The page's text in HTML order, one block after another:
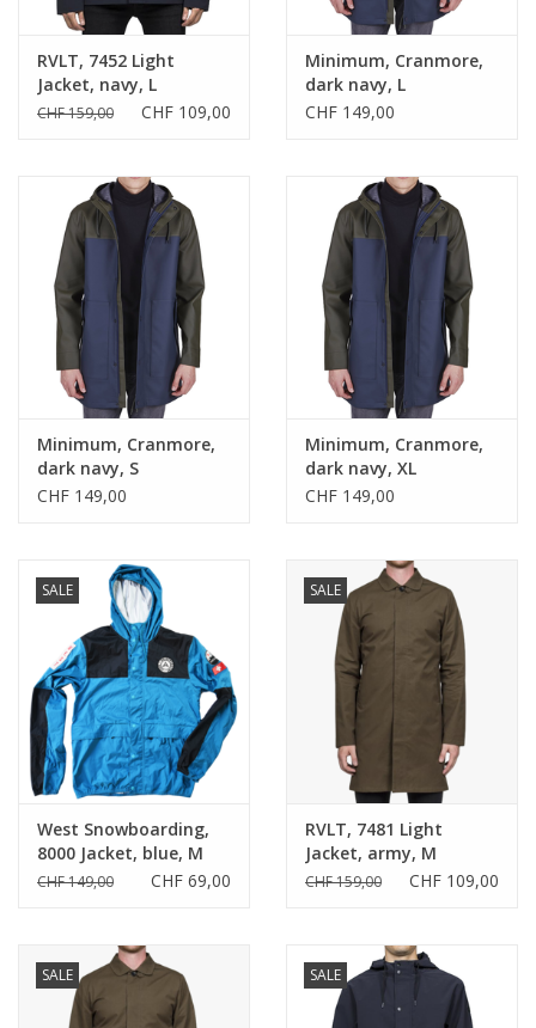
RVLT, 7452 Light
Jacket, navy, L
CHF 159,00 CHF 109,00
Minimum, Cranmore,
dark navy, L
CHF 149,00
Minimum, Cranmore,
dark navy, S
CHF 149,00
Minimum, Cranmore,
dark navy, XL
CHF 149,00
SALE
West Snowboarding,
8000 Jacket, blue, M
CHF 149,00 CHF 69,00
SALE
RVLT, 7481 Light
Jacket, army, M
CHF 159,00 CHF 109,00
SALE SALE